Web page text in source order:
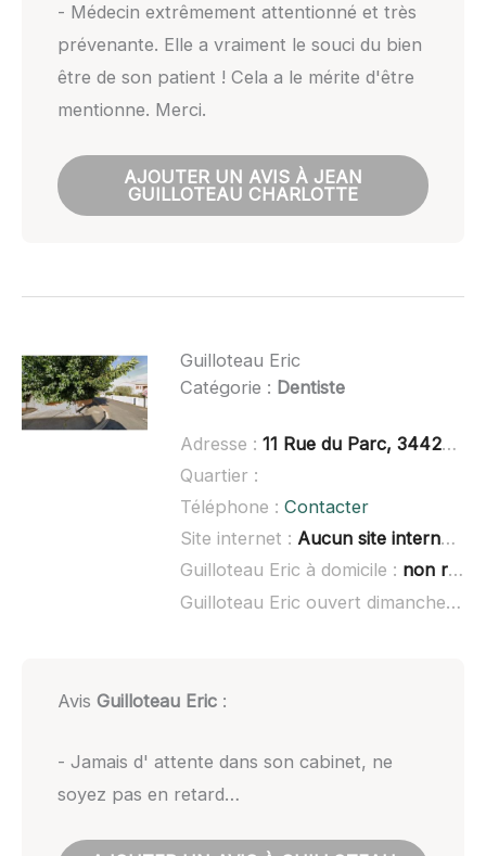
- Médecin extrêmement attentionné et très
prévenante. Elle a vraiment le souci du bien
être de son patient ! Cela a le mérite d'être
mentionne. Merci.
AJOUTER UN AVIS À JEAN
GUILLOTEAU CHARLOTTE
Guilloteau Eric
Catégorie : Dentiste
Adresse : 11 Rue du Parc, 34420 Villeneuve-lès-Béziers
Quartier :
Téléphone : Contacter
Site internet : Aucun site internet connu
Guilloteau Eric à domicile : non renseigné
Guilloteau Eric ouvert dimanche :
Avis Guilloteau Eric:
- Jamais d' attente dans son cabinet, ne
soyez pas en retard…